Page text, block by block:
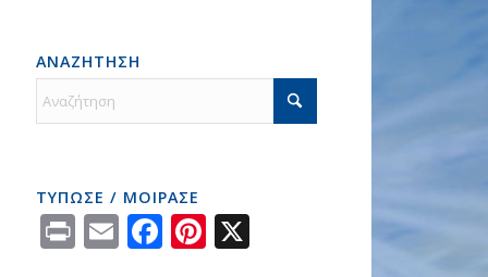
ΑΝΑΖΗΤΗΣΗ
ΤΥΠΩΣΕ / ΜΟΙΡΑΣΕ
PrintEmailFacebook
Pinterest